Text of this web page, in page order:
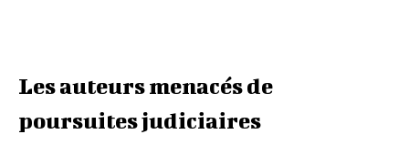
Les auteurs menacés de
poursuites judiciaires